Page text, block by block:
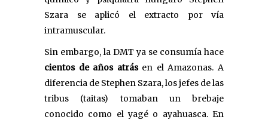
Szara se aplicó el extracto por vía
intramuscular.
Sin embargo, la DMT ya se consumía hace
cientos de años atrásen el Amazonas. A
diferencia de Stephen Szara, los jefes de las
tribus (taitas) tomaban un brebaje
conocido como el yagé o ayahuasca. En